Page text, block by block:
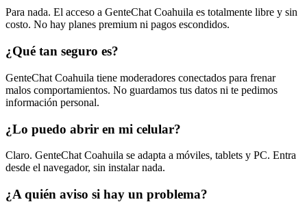
Para nada. El acceso a GenteChat Coahuila es totalmente libre y sin
costo. No hay planes premium ni pagos escondidos.
¿Qué tan seguro es?
GenteChat Coahuila tiene moderadores conectados para frenar
malos comportamientos. No guardamos tus datos ni te pedimos
información personal.
¿Lo puedo abrir en mi celular?
Claro. GenteChat Coahuila se adapta a móviles, tablets y PC. Entra
desde el navegador, sin instalar nada.
¿A quién aviso si hay un problema?